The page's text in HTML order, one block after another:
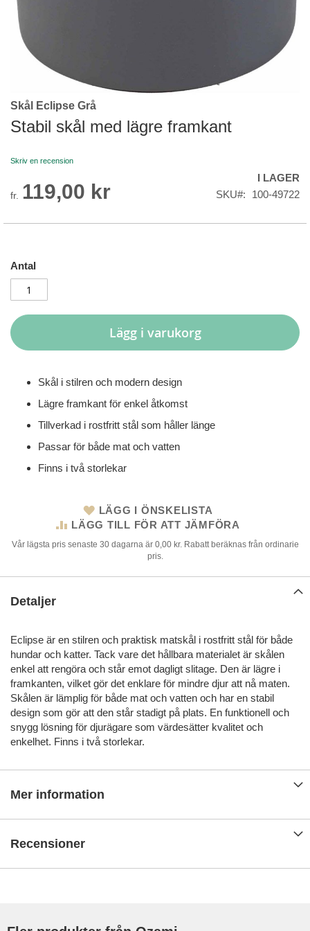
Skip
to
the
of
images
Skål Eclipse Grå
Stabil skål med lägre framkant
Skriv en recension
fr. 119,00 kr
I LAGER
SKU
100-49722
Antal
Lägg i varukorg
Skål i stilren och modern design
Lägre framkant för enkel åtkomst
Tillverkad i rostfritt stål som håller länge
Passar för både mat och vatten
Finns i två storlekar
LÄGG I ÖNSKELISTA
LÄGG TILL FÖR ATT JÄMFÖRA
Vår lägsta pris senaste 30 dagarna är 0,00 kr. Rabatt beräknas från ordinarie
pris.
Detaljer
Eclipse är en stilren och praktisk matskål i rostfritt stål för både
hundar och katter. Tack vare det hållbara materialet är skålen
enkel att rengöra och står emot dagligt slitage. Den är lägre i
framkanten, vilket gör det enklare för mindre djur att nå maten.
Skålen är lämplig för både mat och vatten och har en stabil
design som gör att den står stadigt på plats. En funktionell och
snygg lösning för djurägare som värdesätter kvalitet och
enkelhet. Finns i två storlekar.
Mer information
Recensioner